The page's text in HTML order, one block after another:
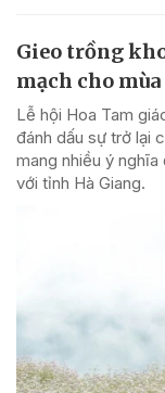
Gieo trồng
mạch cho
Lễ hội Hoa Tam
đánh dấu sự trở lại
mang nhiều ý
với tỉnh Hà Giang.